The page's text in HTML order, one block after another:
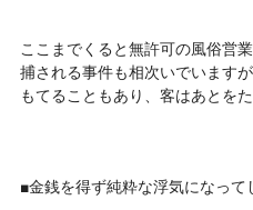
ここまでくると無許可の風俗営
捕される事件も相次いでいます
もてることもあり、客はあとをた
■金銭を得ず純粋な浮気になって